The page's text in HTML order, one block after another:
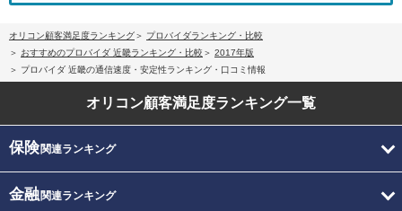
オリコン顧客満足度ランキング
プロバイダランキング・比較
おすすめのプロバイダ 近畿ランキング・比較
2017年版
プロバイダ 近畿の通信速度・安定性ランキング・口コミ情報
オリコン顧客満足度ランキング一覧
保険関連ランキング
金融関連ランキング